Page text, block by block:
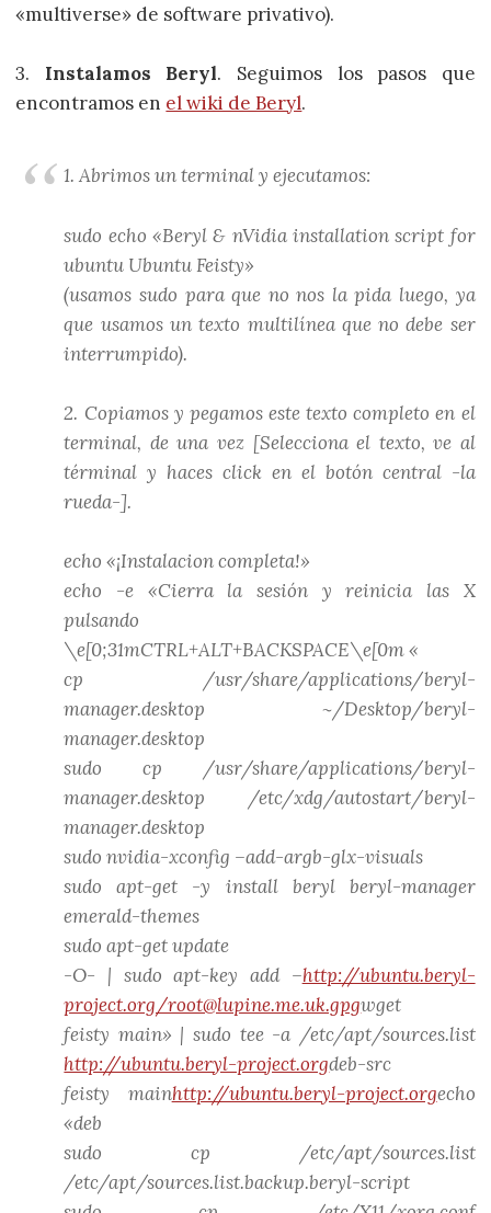
«multiverse» de software privativo).
3. Instalamos Beryl. Seguimos los pasos que
encontramos en el wiki de Beryl.
1. Abrimos un terminal y ejecutamos:
sudo echo «Beryl & nVidia installation script for
ubuntu Ubuntu Feisty»
(usamos sudo para que no nos la pida luego, ya
que usamos un texto multilínea que no debe ser
interrumpido).
2. Copiamos y pegamos este texto completo en el
terminal, de una vez [Selecciona el texto, ve al
términal y haces click en el botón central -la
rueda-].
echo «¡Instalacion completa!»
echo -e «Cierra la sesión y reinicia las X
pulsando
\e[0;31mCTRL+ALT+BACKSPACE\e[0m «
cp /usr/share/applications/beryl-
manager.desktop ~/Desktop/beryl-
manager.desktop
sudo cp /usr/share/applications/beryl-
manager.desktop /etc/xdg/autostart/beryl-
manager.desktop
sudo nvidia-xconfig –add-argb-glx-visuals
sudo apt-get -y install beryl beryl-manager
emerald-themes
sudo apt-get update
-O- | sudo apt-key add –http://ubuntu.beryl-
project.org/root@lupine.me.uk.gpgwget
feisty main» | sudo tee -a /etc/apt/sources.list
http://ubuntu.beryl-project.orgdeb-src
feisty mainhttp://ubuntu.beryl-project.orgecho
«deb
sudo cp /etc/apt/sources.list
/etc/apt/sources.list.backup.beryl-script